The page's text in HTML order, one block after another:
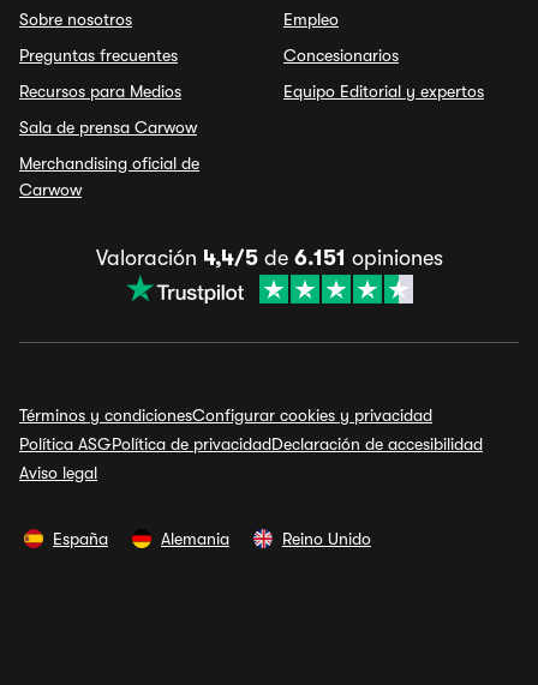
Sobre nosotros
Preguntas frecuentes
Recursos para Medios
Sala de prensa Carwow
Merchandising oficial de
Carwow
Empleo
Concesionarios
Equipo Editorial y expertos
Valoración 4,4/5de 6.151 opiniones
Términos y condicionesConfigurar cookies y privacidad
Política ASGPolítica de privacidadDeclaración de accesibilidad
Aviso legal
España Alemania Reino Unido